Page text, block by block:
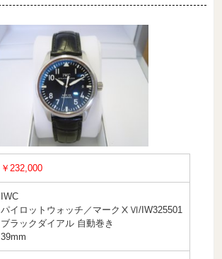
￥232,000
IWC
パイロットウォッチ／マークⅩⅥ/IW325501
ブラックダイアル 自動巻き
39mm